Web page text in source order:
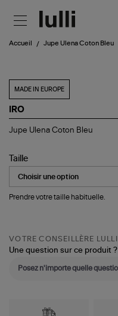
Accueil Jupe Ulena Coton Bleu
MADE IN EUROPE
IRO
Jupe
Bleu
Jupe Ulena Coton Bleu
Taille
Prendre votre taille habituelle.
VOTRE CONSEILLÈRE LULLI
Une question sur ce produit ?